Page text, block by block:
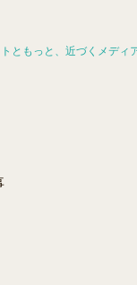
ともっと、近づくメディ